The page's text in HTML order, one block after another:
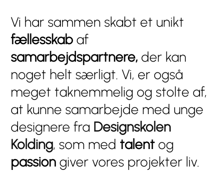
Vi har sammen skabt et unikt
fællesskab af
samarbejdspartnere, der kan
noget helt særligt. Vi, er også
meget taknemmelig og stolte af,
at kunne samarbejde med unge
designere fra Designskolen
Kolding, som med talent og
passion giver vores projekter liv.